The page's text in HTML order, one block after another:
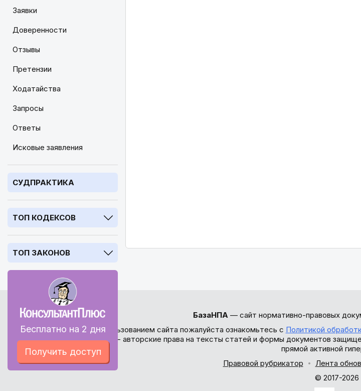
Заявки
Доверенности
Отзывы
Претензии
Ходатайства
Запросы
Ответы
Исковые заявления
СУДПРАКТИКА
ТОП КОДЕКСОВ
ТОП ЗАКОНОВ
Бесплатно на 2 дня
Получить доступ
БазаНПА— сайт нормативно-правовых
Перед использованием сайта пожалуйста ознакомьтесь с Политикой
внимание - авторские права на тексты статей и формы документов
прямой активной
Правовой рубрикатор
Лента
© 2017-2026